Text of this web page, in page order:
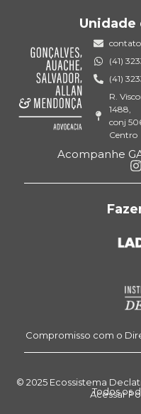
Unidade
(41)
(41)
R.
1488,
conj
Centro
Acompanhe
Compromisso com o
© 2025 Ecossistema
Todos os
Acessar